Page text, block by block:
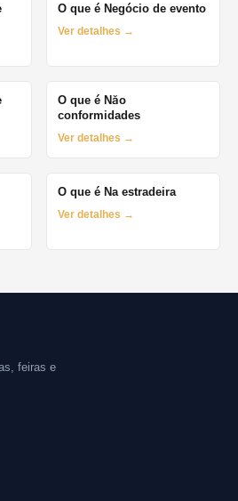
O que é Negócio de evento
Ver detalhes →
O que é Năo
conformidades
Ver detalhes →
O que é Na estradeira
Ver detalhes →
feiras e